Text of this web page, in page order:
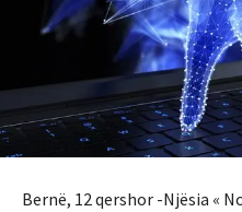
Bernë, 12 qershor -Njësia «